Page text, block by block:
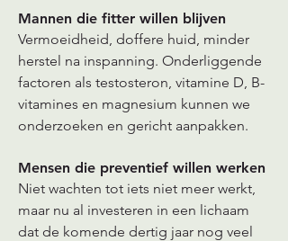
Mannen die fitter willen blijven
Vermoeidheid, doffere huid, minder
herstel na inspanning. Onderliggende
factoren als testosteron, vitamine D, B-
vitamines en magnesium kunnen we
onderzoeken en gericht aanpakken.
Mensen die preventief willen werken
Niet wachten tot iets niet meer werkt,
maar nu al investeren in een lichaam
dat de komende dertig jaar nog veel